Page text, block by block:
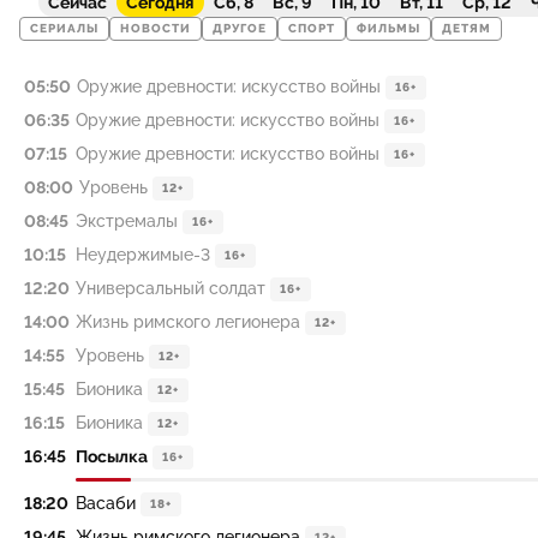
СЕРИАЛЫ НОВОСТИ ДРУГОЕ СПОРТ ФИЛЬМЫ ДЕТЯМ
05:50 Оружие древности: искусство войны 16+
06:35 Оружие древности: искусство войны 16+
07:15 Оружие древности: искусство войны 16+
08:00 Уровень 12+
08:45 Экстремалы 16+
10:15 Неудержимые-3 16+
12:20 Универсальный солдат 16+
14:00 Жизнь римского легионера 12+
14:55 Уровень 12+
15:45 Бионика 12+
16:15 Бионика 12+
16:45 Посылка 16+
18:20 Васаби 18+